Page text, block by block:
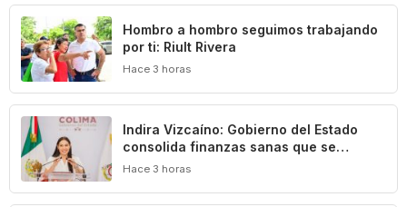
Hombro a hombro seguimos trabajando
por ti: Riult Rivera
Hace 3 horas
Indira Vizcaíno: Gobierno del Estado
consolida finanzas sanas que se
traducen en beneficios para las y los
Hace 3 horas